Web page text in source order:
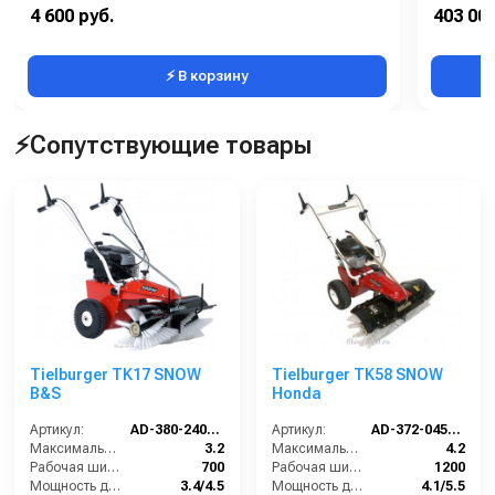
4 600 руб.
⚡ В корзину
403
⚡Сопутствующие товары
Tielburger TK17 SNOW
B&S
Артикул:
AD-380-240TS-SN
Максимальная скорость движения (км/ч):
3.2
Рабочая ширина (мм):
700
Мощность двигателя (кВт/лс):
3.4/4.5
Tielburger TK58 SNOW
Honda
Артикул:
AD-372-045TS-SN
Максимальная скорость движения (км/ч):
4.2
Рабочая ширина (мм):
1200
Мощность двигателя (кВт/лс):
4.1/5.5